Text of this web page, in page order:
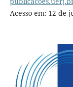
Acesso em: 12 de